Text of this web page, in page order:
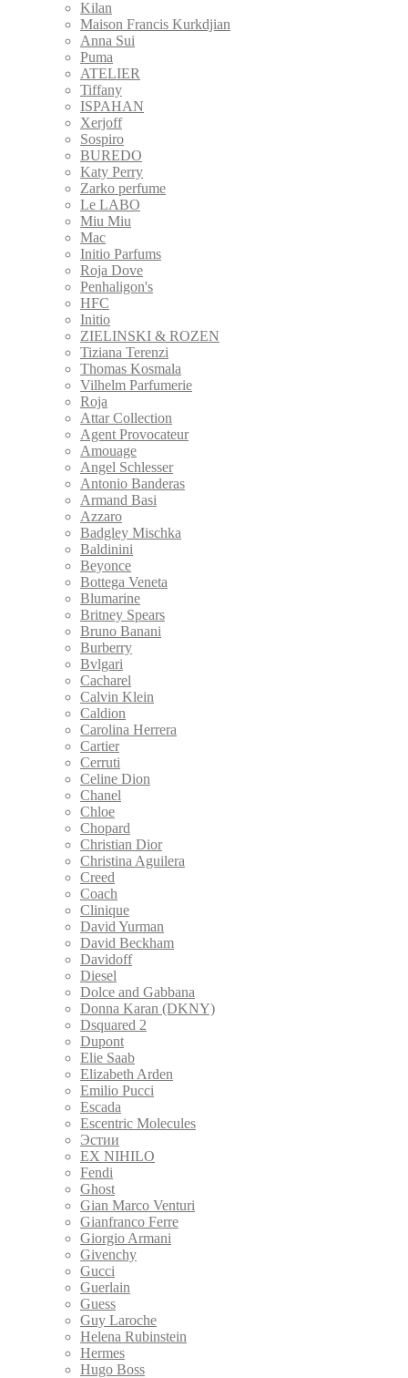
Kilan
Maison Francis Kurkdjian
Anna Sui
Puma
ATELIER
Tiffany
ISPAHAN
Xerjoff
Sospiro
BUREDO
Katy Perry
Zarko perfume
Le LABO
Miu Miu
Mac
Initio Parfums
Roja Dove
Penhaligon's
HFC
Initio
ZIELINSKI & ROZEN
Tiziana Terenzi
Thomas Kosmala
Vilhelm Parfumerie
Roja
Attar Collection
Agent Provocateur
Amouage
Angel Schlesser
Antonio Banderas
Armand Basi
Azzaro
Badgley Mischka
Baldinini
Beyonce
Bottega Veneta
Blumarine
Britney Spears
Bruno Banani
Burberry
Bvlgari
Cacharel
Calvin Klein
Caldion
Carolina Herrera
Cartier
Cerruti
Celine Dion
Chanel
Chloe
Chopard
Christian Dior
Christina Aguilera
Creed
Coach
Clinique
David Yurman
David Beckham
Davidoff
Diesel
Dolce and Gabbana
Donna Karan (DKNY)
Dsquared 2
Dupont
Elie Saab
Elizabeth Arden
Emilio Pucci
Escada
Escentric Molecules
Эстии
EX NIHILO
Fendi
Ghost
Gian Marco Venturi
Gianfranco Ferre
Giorgio Armani
Givenchy
Gucci
Guerlain
Guess
Guy Laroche
Helena Rubinstein
Hermes
Hugo Boss